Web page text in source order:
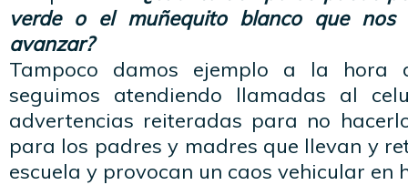
verde o el muñequito blanco que nos
avanzar?
Tampoco damos ejemplo a la hora
seguimos atendiendo llamadas al
advertencias reiteradas para no
para los padres y madres que llevan y
escuela y provocan un caos vehicular en